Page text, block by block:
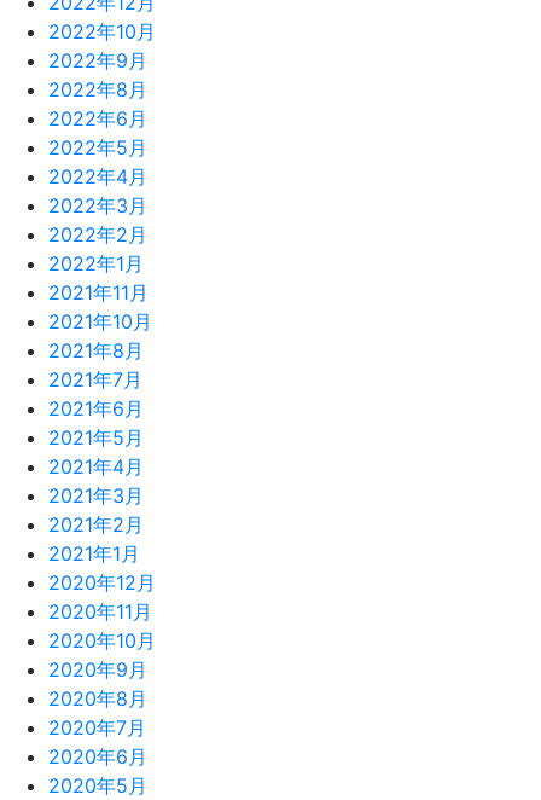
2022年10月
2022年9月
2022年8月
2022年6月
2022年5月
2022年4月
2022年3月
2022年2月
2022年1月
2021年11月
2021年10月
2021年8月
2021年7月
2021年6月
2021年5月
2021年4月
2021年3月
2021年2月
2021年1月
2020年12月
2020年11月
2020年10月
2020年9月
2020年8月
2020年7月
2020年6月
2020年5月